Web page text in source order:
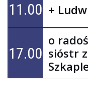
11.00 +
17.00
o
sióstr